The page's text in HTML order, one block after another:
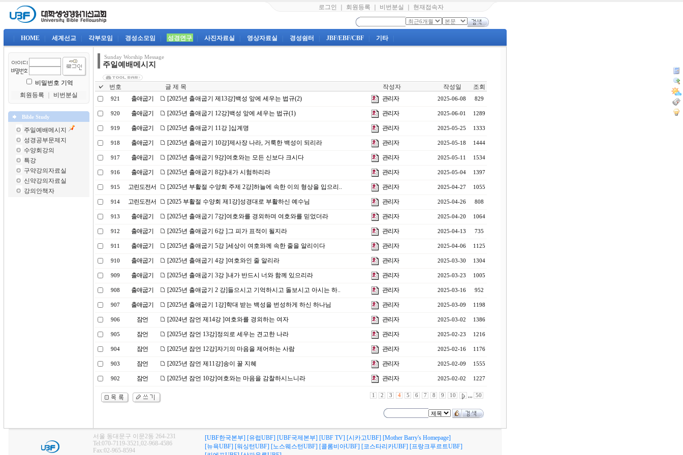
로그인 회원등록 비번분실 현재접속자
HOME 세계선교 각부모임 경성소모임 성경연구 사진자료실 영상자료실 경성쉼터 JBF/EBF/CBF 기타
비밀번호 기억
회원등록
비번분실
Bible Study
주일예배메시지
성경공부문제지
수양회강의
특강
구약강의자료실
신약강의자료실
강의안책자
Sunday Worship Message
주일예배메시지
번호 글 제 목 작성자 작성일 조회
921 출애굽기 [2025년 출애굽기 제13강]백성 앞에 세우는 법규(2) 관리자 2025-06-08 829
920 출애굽기 [2025년 출애굽기 12강]백성 앞에 세우는 법규(1) 관리자 2025-06-01 1289
919 출애굽기 [2025년 출애굽기 11강 ]십계명 관리자 2025-05-25 1333
918 출애굽기 [2025년 출애굽기 10강]제사장 나라, 거룩한 백성이 되리라 관리자 2025-05-18 1444
917 출애굽기 [2025년 출애굽기 9강]여호와는 모든 신보다 크시다 관리자 2025-05-11 1534
916 출애굽기 [2025년 출애굽기 8강]내가 시험하리라 관리자 2025-05-04 1397
915 고린도전서 [2025년 부활절 수양회 주제 2강]하늘에 속한 이의 형상을 입으리.. 관리자 2025-04-27 1055
914 고린도전서 [2025 부활절 수양회 제1강]성경대로 부활하신 예수님 관리자 2025-04-26 808
913 출애굽기 [2025년 출애굽기 7강]여호와를 경외하며 여호와를 믿었더라 관리자 2025-04-20 1064
912 출애굽기 [2025년 출애굽기 6강 ]그 피가 표적이 될지라 관리자 2025-04-13 735
911 출애굽기 [2025년 출애굽기 5강 ]세상이 여호와께 속한 줄을 알리이다 관리자 2025-04-06 1125
910 출애굽기 [2025년 출애굽기 4강 ]여호와인 줄 알리라 관리자 2025-03-30 1304
909 출애굽기 [2025년 출애굽기 3강 ]내가 반드시 너와 함께 있으리라 관리자 2025-03-23 1005
908 출애굽기 [2025년 출애굽기 2 강]들으시고 기억하시고 돌보시고 아시는 하.. 관리자 2025-03-16 952
907 출애굽기 [2025년 출애굽기 1강]학대 받는 백성을 번성하게 하신 하나님 관리자 2025-03-09 1198
906 잠언 [2024년 잠언 제14강 ]여호와를 경외하는 여자 관리자 2025-03-02 1386
905 잠언 [2025년 잠언 13강]정의로 세우는 견고한 나라 관리자 2025-02-23 1216
904 잠언 [2025년 잠언 12강]자기의 마음을 제어하는 사람 관리자 2025-02-16 1176
903 잠언 [2025년 잠언 제11강]송이 꿀 지혜 관리자 2025-02-09 1555
902 잠언 [2025년 잠언 10강]여호와는 마음을 감찰하시느니라 관리자 2025-02-02 1227
1 2 3 4 5 6 7 8 9 10 ,,, 50
서울 동대문구 이문2동 264-231
Tel:070-7119-3521,02-968-4586
Fax:02-965-8594
[UBF한국본부] [유럽UBF] [UBF국제본부] [UBF TV] [시카고UBF] [Mother Barry's Homepage]
[뉴욕UBF] [워싱턴UBF] [노스웨스턴UBF] [콜롬비아UBF] [코스타리카UBF] [프랑크푸르트UBF]